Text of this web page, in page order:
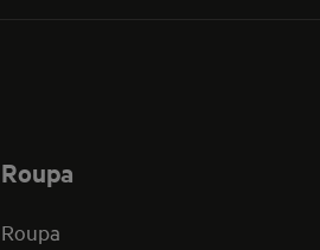
Roupa
Roupa